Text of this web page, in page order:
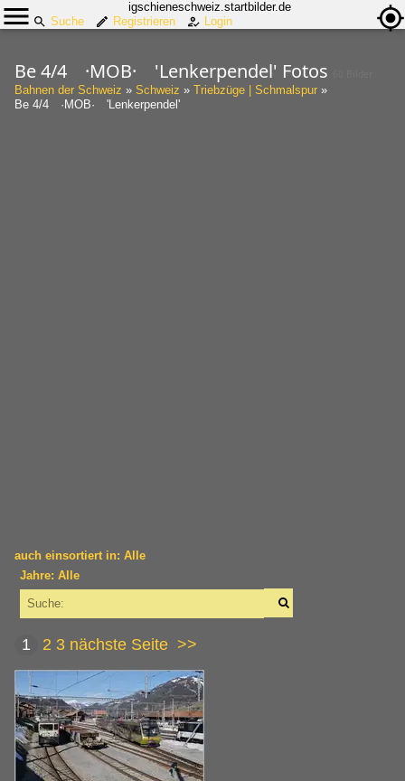
igschieneschweiz.startbilder.de
Suche
Registrieren Login
Be 4/4 ·MOB· 'Lenkerpendel' Fotos
Bahnen der Schweiz » Schweiz » Triebzüge | Schmalspur »
Be 4/4 ·MOB· 'Lenkerpendel'
auch einsortiert in: Alle
Alle Kategorien
Schweiz
Bahnhöfe
Blonay
Boden (1036 müM)
Chernex
Jahre: Alle
1985
2000
2009
1 2 3 nächste Seite >>